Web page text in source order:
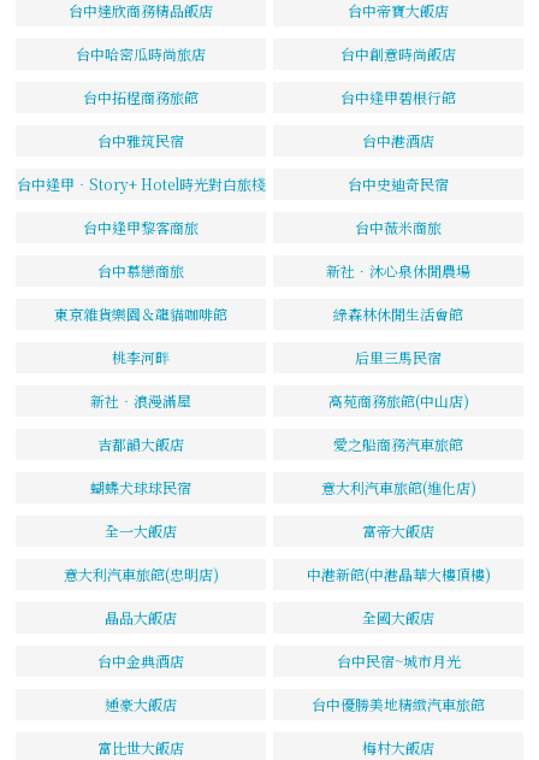
台中達欣商務精品飯店 台中帝寶大飯店
台中哈密瓜時尚旅店 台中創意時尚飯店
台中拓程商務旅館 台中逢甲碧根行館
台中雅筑民宿 台中港酒店
台中逢甲‧Story+ Hotel時光對白旅棧 台中史迪奇民宿
台中逢甲黎客商旅 台中薇米商旅
台中慕戀商旅 新社．沐心泉休閒農場
東京雜貨樂園＆龍貓咖啡館 綠森林休閒生活會館
桃李河畔 后里三馬民宿
新社‧浪漫滿屋 高苑商務旅館(中山店)
吉都韻大飯店 愛之船商務汽車旅館
蝴蝶犬球球民宿 意大利汽車旅館(進化店)
全一大飯店 富帝大飯店
意大利汽車旅館(忠明店) 中港新館(中港晶華大樓頂樓)
晶品大飯店 全國大飯店
台中金典酒店 台中民宿~城市月光
通豪大飯店 台中優勝美地精緻汽車旅館
富比世大飯店 梅村大飯店